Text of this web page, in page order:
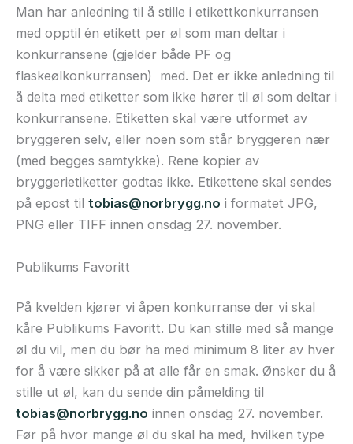
Man har anledning til å stille i etikettkonkurransen
med opptil én etikett per øl som man deltar i
konkurransene (gjelder både PF og
flaskeølkonkurransen) med. Det er ikke anledning til
å delta med etiketter som ikke hører til øl som deltar i
konkurransene. Etiketten skal være utformet av
bryggeren selv, eller noen som står bryggeren nær
(med begges samtykke). Rene kopier av
bryggerietiketter godtas ikke. Etikettene skal sendes
på epost til tobias@norbrygg.no i formatet JPG,
PNG eller TIFF innen onsdag 27. november.
Publikums Favoritt
På kvelden kjører vi åpen konkurranse der vi skal
kåre Publikums Favoritt. Du kan stille med så mange
øl du vil, men du bør ha med minimum 8 liter av hver
for å være sikker på at alle får en smak. Ønsker du å
stille ut øl, kan du sende din påmelding til
tobias@norbrygg.no innen onsdag 27. november.
Før på hvor mange øl du skal ha med, hvilken type